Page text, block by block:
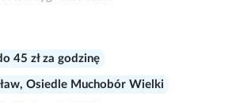
45 zł za godzinę
Osiedle Muchobór Wielki